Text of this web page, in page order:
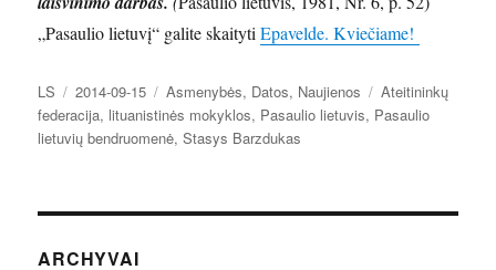
„Pasaulio lietuvį“ galite skaitytiEpavelde. Kviečiame!
Autorius
LS Paskelbta
2014-09-15 Kategorijos
Asmenybės, Datos, Naujienos Žymos
Ateitininkų
federacija, lituanistinės mokyklos, Pasaulio lietuvis, Pasaulio
lietuvių bendruomenė,Stasys Barzdukas
ARCHYVAI